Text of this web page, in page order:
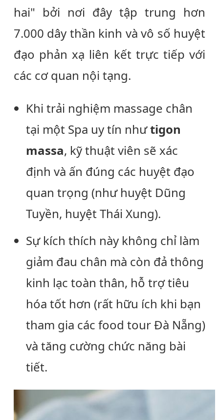
hai" bởi nơi đây tập trung hơn
7.000 dây thần kinh và vô số huyệt
đạo phản xạ liên kết trực tiếp với
các cơ quan nội tạng.
Khi trải nghiệm massage chân
tại một Spa uy tín nhưtigon
massa, kỹ thuật viên sẽ xác
định và ấn đúng các huyệt đạo
quan trọng (như huyệt Dũng
Tuyền, huyệt Thái Xung).
Sự kích thích này không chỉ làm
giảm đau chân mà còn đả thông
kinh lạc toàn thân, hỗ trợ tiêu
hóa tốt hơn (rất hữu ích khi bạn
tham gia các food tour Đà Nẵng)
và tăng cường chức năng bài
tiết.